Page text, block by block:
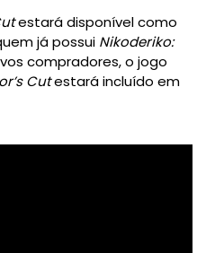
estará disponível como
já possui Nikoderiko:
compradores, o jogo
Cutestará incluído em